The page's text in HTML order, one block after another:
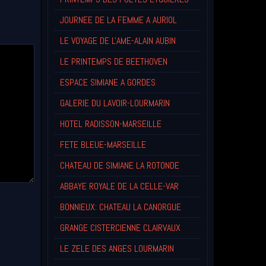
JOURNEE DE LA FEMME A AURIOL
LE VOYAGE DE L'AME-ALAIN AUBIN
LE PRINTEMPS DE BEETHOVEN
ESPACE SIMIANE A GORDES
GALERIE DU LAVOIR-LOURMARIN
HOTEL RADISSON-MARSEILLE
FETE BLEUE-MARSEILLE
CHATEAU DE SIMIANE LA ROTONDE
ABBAYE ROYALE DE LA CELLE-VAR
BONNIEUX: CHATEAU LA CANORGUE
GRANGE CISTERCIENNE CLAIRVAUX
LE ZELE DES ANGES LOURMARIN